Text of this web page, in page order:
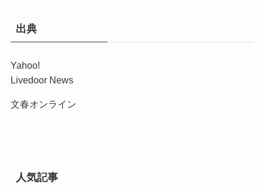
出典
Yahoo!
Livedoor News
文春オンライン
人気記事